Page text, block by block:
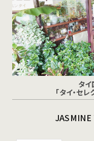
タ
「タイ・セ
JASMINE